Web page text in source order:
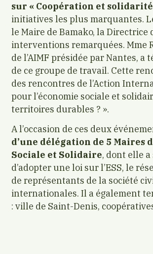
sur « Coopération et
initiatives les plus marquantes.
le Maire de Bamako, la Directrice
interventions remarquées. Mme
de l’AIMF présidée par Nantes,
de ce groupe de travail. Cette
des rencontres de l’Action
pour l’économie sociale et
territoires durables ? ».
A l’occasion de ces deux
d’une délégation de 5 Maires
Sociale et Solidaire, dont elle
d’adopter une loi sur l’ESS, le
de représentants de la société
internationales. Il a également
: ville de Saint-Denis,